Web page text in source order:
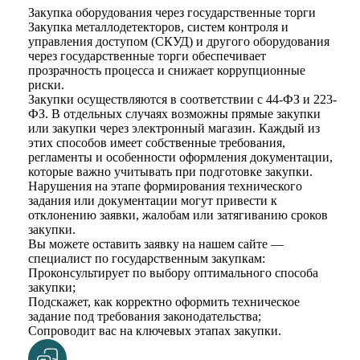
Закупка оборудования через государственные торги
Закупка металлодетекторов, систем контроля и
управления доступом (СКУД) и другого оборудования
через государственные торги обеспечивает
прозрачность процесса и снижает коррупционные
риски.
Закупки осуществляются в соответствии с 44-ФЗ и 223-
ФЗ. В отдельных случаях возможны прямые закупки
или закупки через электронный магазин. Каждый из
этих способов имеет собственные требования,
регламенты и особенности оформления документации,
которые важно учитывать при подготовке закупки.
Нарушения на этапе формирования технического
задания или документации могут привести к
отклонению заявки, жалобам или затягиванию сроков
закупки.
Вы можете оставить заявку на нашем сайте —
специалист по государственным закупкам:
Проконсультирует по выбору оптимального способа
закупки;
Подскажет, как корректно оформить техническое
задание под требования законодательства;
Сопроводит вас на ключевых этапах закупки.